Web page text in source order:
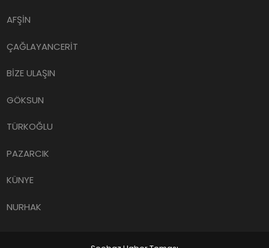
AFŞİN
ÇAĞLAYANCERİT
BİZE ULAŞIN
GÖKSUN
TÜRKOĞLU
PAZARCIK
KÜNYE
NURHAK